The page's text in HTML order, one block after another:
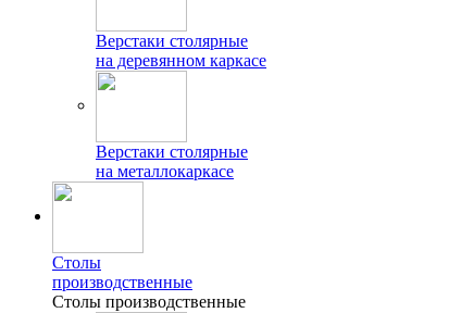
Верстаки столярные
на деревянном каркасе
Верстаки столярные
на металлокаркасе
Столы
производственные
Столы производственные